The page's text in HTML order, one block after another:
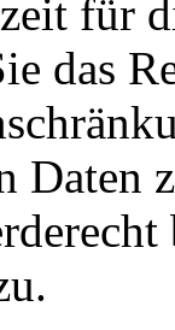
für
das
Daten